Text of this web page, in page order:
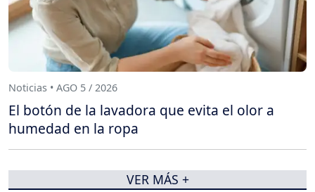
Noticias • AGO 5 / 2026
El botón de la lavadora que evita el olor a
humedad en la ropa
VER MÁS +